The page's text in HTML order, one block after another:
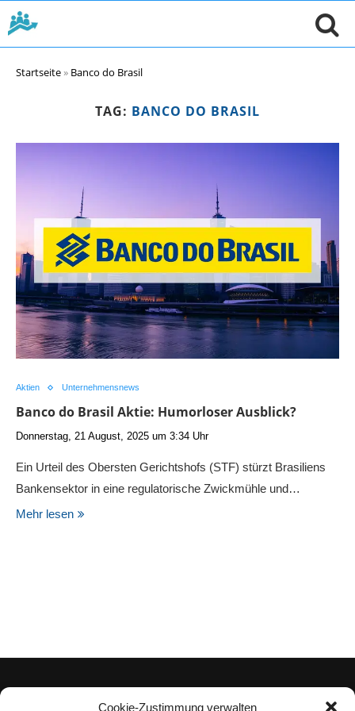
Cookie-Zustimmung verwalten
Startseite» Banco do Brasil
TAG: BANCO DO BRASIL
Aktien Unternehmensnews
Banco do Brasil Aktie: Humorloser Ausblick?
Donnerstag, 21 August, 2025 um 3:34 Uhr
Ein Urteil des Obersten Gerichtshofs (STF) stürzt Brasiliens
Bankensektor in eine regulatorische Zwickmühle und…
Mehr lesen